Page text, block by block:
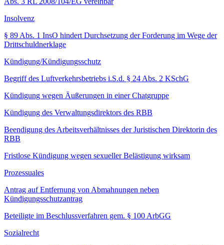
Insolvenz
§ 89 Abs. 1 InsO hindert Durchsetzung der Forderung im Wege der
Drittschuldnerklage
Kündigung/Kündigungsschutz
Begriff des Luftverkehrsbetriebs i.S.d. § 24 Abs. 2 KSchG
Kündigung wegen Äußerungen in einer Chatgruppe
Kündigung des Verwaltungsdirektors des RBB
Beendigung des Arbeitsverhältnisses der Juristischen Direktorin des
RBB
Fristlose Kündigung wegen sexueller Belästigung wirksam
Prozessuales
Antrag auf Entfernung von Abmahnungen neben
Kündigungsschutzantrag
Beteiligte im Beschlussverfahren gem. § 100 ArbGG
Sozialrecht